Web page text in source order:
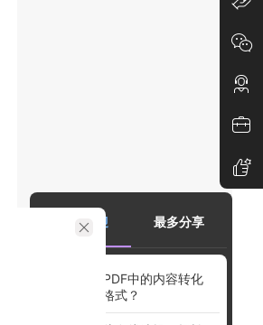
最受欢迎 最多分享
如何将PDF中的内容转化
为PPT格式？